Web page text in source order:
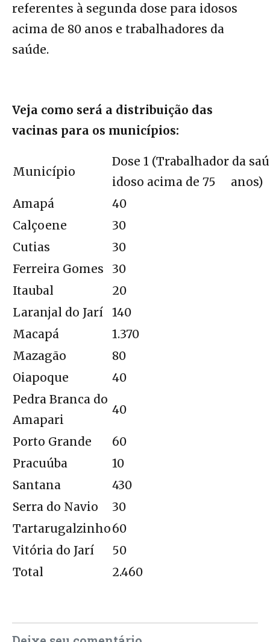
referentes à segunda dose para idosos
acima de 80 anos e trabalhadores da
saúde.
Veja como será a distribuição das
vacinas para os municípios:
Município
Dose 1 (Trabalhador da
idoso acima de 75 anos)
Amapá
40
Calçoene
30
Cutias
30
Ferreira Gomes
30
Itaubal
20
Laranjal do Jarí
140
Macapá
1.370
Mazagão
80
Oiapoque
40
Pedra Branca do
Amapari
40
Porto Grande
60
Pracuúba
10
Santana
430
Serra do Navio
30
Tartarugalzinho60
Vitória do Jarí
50
Total
2.460